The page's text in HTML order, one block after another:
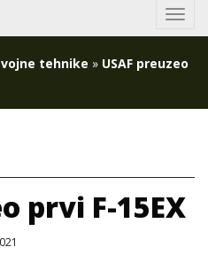
tehnike » USAF preuzeo
prvi F-15EX